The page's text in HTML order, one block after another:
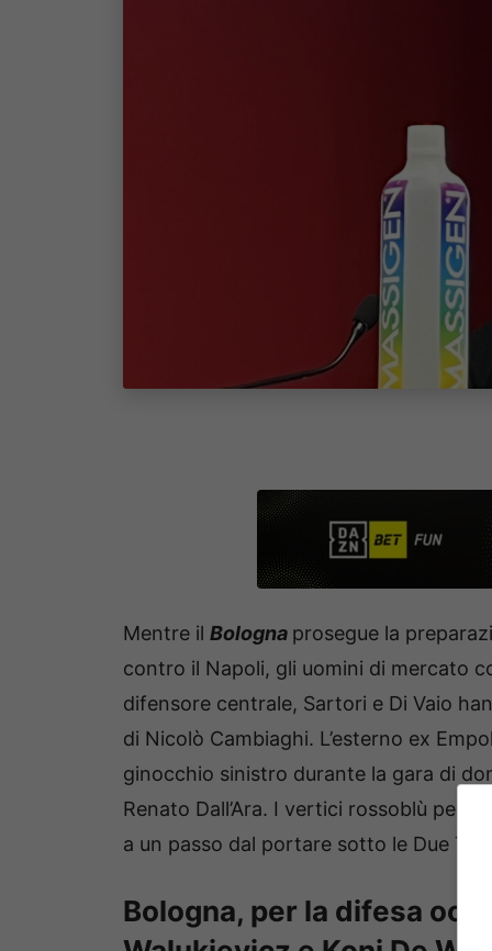
Mentre il Bologna prosegue la
contro il Napoli, gli uomini di mercato
difensore centrale, Sartori e Di Vaio
di Nicolò Cambiaghi. L’esterno ex
ginocchio sinistro durante la gara di
Renato Dall’Ara. I vertici rossoblù
a un passo dal portare sotto le Due
Bologna, per la difesa